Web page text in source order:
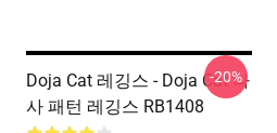
Doja Cat 레깅스 - Doja Cat 나
사 패턴 레깅스 RB1408
-20%